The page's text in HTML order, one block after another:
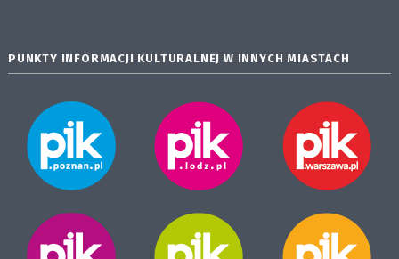
PUNKTY INFORMACJI KULTURALNEJ W INNYCH MIASTACH